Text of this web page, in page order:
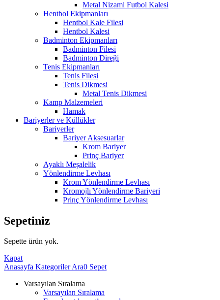
Metal Nizami Futbol Kalesi
Hentbol Ekipmanları
Hentbol Kale Filesi
Hentbol Kalesi
Badminton Ekipmanları
Badminton Filesi
Badminton Direği
Tenis Ekipmanları
Tenis Filesi
Tenis Dikmesi
Metal Tenis Dikmesi
Kamp Malzemeleri
Hamak
Bariyerler ve Küllükler
Bariyerler
Bariyer Aksesuarlar
Krom Bariyer
Prinç Bariyer
Ayaklı Meşalelik
Yönlendirme Levhası
Krom Yönlendirme Levhası
Kromojlı Yönlendirme Bariyeri
Prinç Yönlendirme Levhası
Sepetiniz
Sepette ürün yok.
Kapat
Anasayfa KategorilerAra0 Sepet
Varsayılan Sıralama
Varsayılan Sıralama